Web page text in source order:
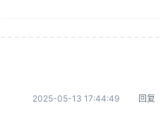
2025-05-13 17:44:49 回复